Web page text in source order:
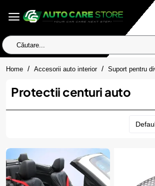
Căutare...
Home homeAccesorii auto interior Suport pentru
Protectii centuri auto